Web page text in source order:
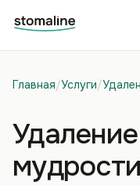
Главная/Услуги/
мудрости